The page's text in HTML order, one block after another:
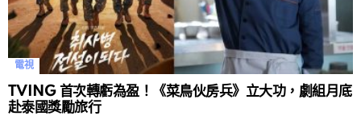
電視
TVING 首次轉虧為盈！《菜鳥伙房兵》立大功，劇組月底
赴泰國獎勵旅行